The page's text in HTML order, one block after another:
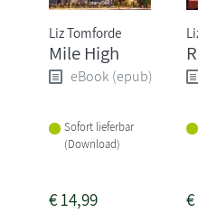
Liz Tomforde
Mile High
eBook (epub)
Sofort lieferbar
(Download)
€14,99 €